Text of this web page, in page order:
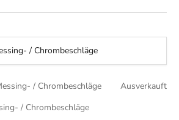
/ Chrombeschläge
/ Chrombeschläge
Ausverkauft
/ Chrombeschläge